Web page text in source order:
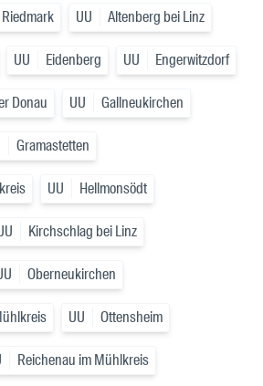
UU Altenberg bei Linz
UU Eidenberg UU Engerwitzdorf
Donau UU Gallneukirchen
Gramastetten
UU Hellmonsödt
Kirchschlag bei Linz
Oberneukirchen
UU Ottensheim
Reichenau im Mühlkreis